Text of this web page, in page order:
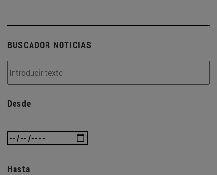
BUSCADOR NOTICIAS
Desde
Hasta